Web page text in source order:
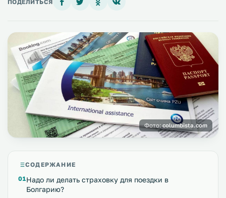
ПОДЕЛИТЬСЯ
Фото:columbista.com
СОДЕРЖАНИЕ
Надо ли делать страховку для поездки в
Болгарию?